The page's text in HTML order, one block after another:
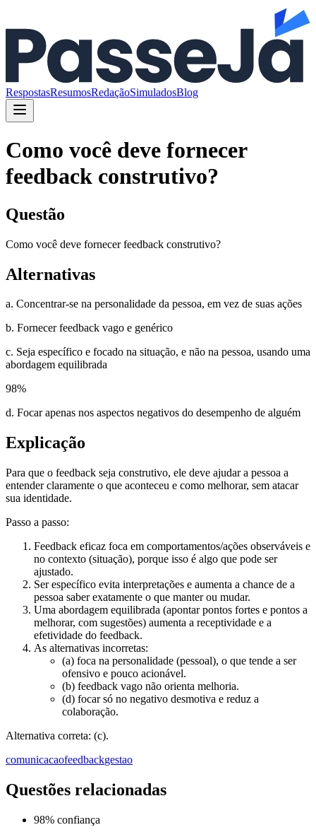
RespostasResumosRedaçãoSimuladosBlog
Como você deve fornecer
feedback construtivo?
Questão
Como você deve fornecer feedback construtivo?
Alternativas
a. Concentrar-se na personalidade da pessoa, em vez de suas ações
b. Fornecer feedback vago e genérico
c. Seja específico e focado na situação, e não na pessoa, usando uma
abordagem equilibrada
98%
d. Focar apenas nos aspectos negativos do desempenho de alguém
Explicação
Para que o feedback seja construtivo, ele deve ajudar a pessoa a
entender claramente o que aconteceu e como melhorar, sem atacar
sua identidade.
Passo a passo:
Feedback eficaz foca em comportamentos/ações observáveis e
no contexto (situação), porque isso é algo que pode ser
ajustado.
Ser específico evita interpretações e aumenta a chance de a
pessoa saber exatamente o que manter ou mudar.
Uma abordagem equilibrada (apontar pontos fortes e pontos a
melhorar, com sugestões) aumenta a receptividade e a
efetividade do feedback.
As alternativas incorretas:
(a) foca na personalidade (pessoal), o que tende a ser
ofensivo e pouco acionável.
(b) feedback vago não orienta melhoria.
(d) focar só no negativo desmotiva e reduz a
colaboração.
Alternativa correta: (c).
comunicacaofeedbackgestao
Questões relacionadas
98% confiança